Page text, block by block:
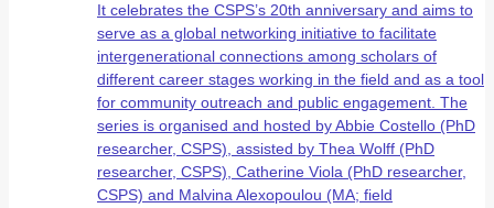
It celebrates the CSPS’s 20th anniversary and aims to
serve as a global networking initiative to facilitate
intergenerational connections among scholars of
different career stages working in the field and as a tool
for community outreach and public engagement. The
series is organised and hosted by Abbie Costello (PhD
researcher, CSPS), assisted by Thea Wolff (PhD
researcher, CSPS), Catherine Viola (PhD researcher,
CSPS) and Malvina Alexopoulou (MA; field